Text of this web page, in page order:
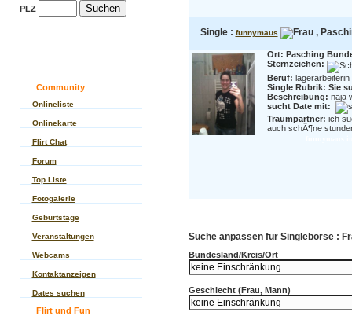
PLZ
Community
Onlineliste
Onlinekarte
Flirt Chat
Forum
Top Liste
Fotogalerie
Geburtstage
Veranstaltungen
Webcams
Kontaktanzeigen
Dates suchen
Flirt und Fun
Single : funnymaus ,
Ort: Pasching
Sternzeichen:
Beruf: lagerarbeiterin
Single Rubrik: Sie
Beschreibung: naja
sucht Date mit:
Traumpartner: ich
auch schÃ¶ne
Suche anpassen für Singlebörse :
Bundesland/Kreis/Ort
Geschlecht (Frau, Mann)